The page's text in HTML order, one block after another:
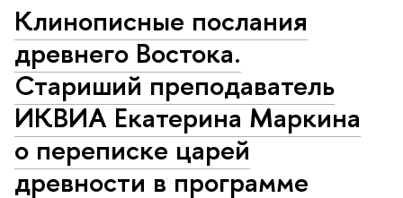
Клинописные послания
древнего Востока.
Стариший преподаватель
ИКВИА Екатерина Маркина
о переписке царей
древности в программе